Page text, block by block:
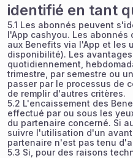
identifié en tant
5.1 Les abonnés peuvent
l'App cashyou. Les
aux Benefits via l'App et les
disponibilité). Les
quotidiennement,
trimestre, par semestre ou
passer par le processus de
de remplir d'autres critères.
5.2 L'encaissement des
effectué par ou sous les
du partenaire concerné. Si
suivre l'utilisation d'un
partenaire n'est pas tenu
5.3 Si, pour des raisons